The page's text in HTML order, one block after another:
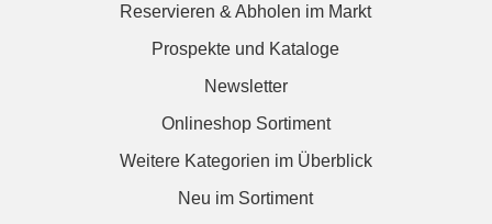
Reservieren & Abholen im Markt
Prospekte und Kataloge
Newsletter
Onlineshop Sortiment
Weitere Kategorien im Überblick
Neu im Sortiment